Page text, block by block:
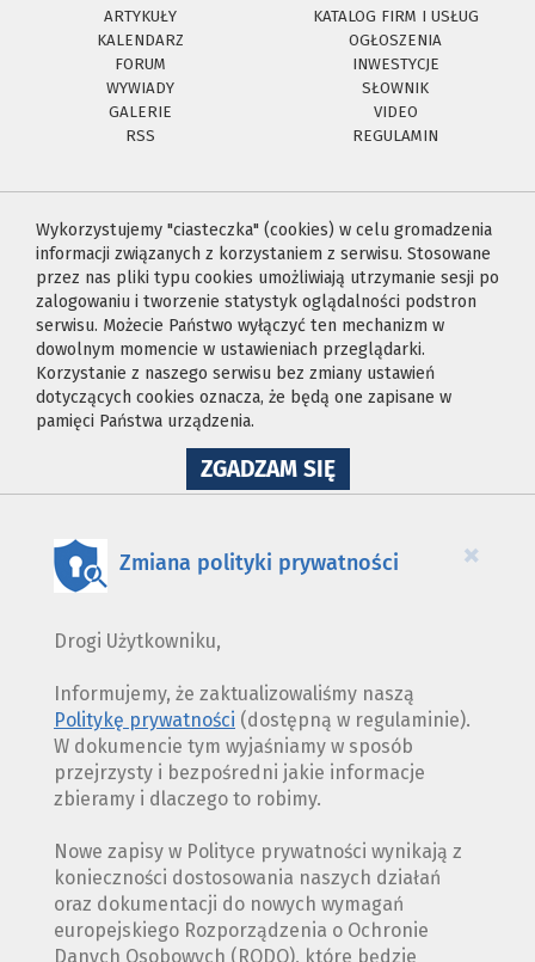
ARTYKUŁY
KATALOG FIRM I USŁUG
KALENDARZ
OGŁOSZENIA
FORUM
INWESTYCJE
WYWIADY
SŁOWNIK
GALERIE
VIDEO
RSS
REGULAMIN
Wykorzystujemy "ciasteczka" (cookies) w celu gromadzenia
informacji związanych z korzystaniem z serwisu. Stosowane
przez nas pliki typu cookies umożliwiają utrzymanie sesji po
zalogowaniu i tworzenie statystyk oglądalności podstron
serwisu. Możecie Państwo wyłączyć ten mechanizm w
dowolnym momencie w ustawieniach przeglądarki.
Korzystanie z naszego serwisu bez zmiany ustawień
dotyczących cookies oznacza, że będą one zapisane w
pamięci Państwa urządzenia.
ZGADZAM SIĘNA
WYKORZYSTANIE
×
Zmiana polityki prywatności
Drogi Użytkowniku,
Informujemy, że zaktualizowaliśmy naszą
Politykę prywatności (dostępną w regulaminie).
W dokumencie tym wyjaśniamy w sposób
przejrzysty i bezpośredni jakie informacje
zbieramy i dlaczego to robimy.
Nowe zapisy w Polityce prywatności wynikają z
konieczności dostosowania naszych działań
oraz dokumentacji do nowych wymagań
europejskiego Rozporządzenia o Ochronie
Danych Osobowych (RODO), które będzie